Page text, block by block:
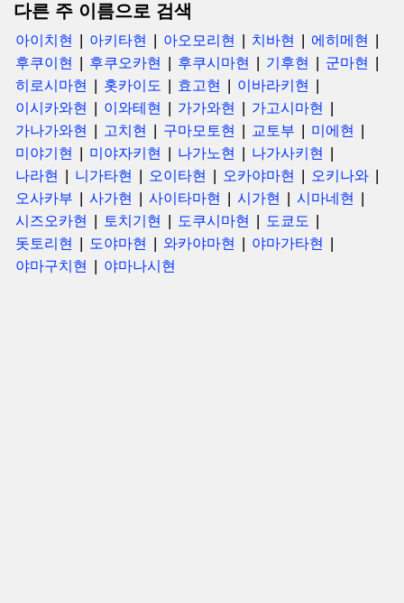
다른 주 이름으로 검색
아이치현 아키타현 아오모리현 치바현
에히메현
후쿠이현
후쿠오카현 후쿠시마현 기후현
군마현
히로시마현
홋카이도 효고현
이바라키현
이시카와현
이와테현 가가와현
가고시마현
가나가와현
고치현 구마모토현 교토부
미에현
미야기현
미야자키현 나가노현
나가사키현
나라현
니가타현 오이타현 오카야마현
오키나와
오사카부
사가현 사이타마현 시가현
시마네현
시즈오카현
토치기현 도쿠시마현
도쿄도
돗토리현
도야마현 와카야마현
야마가타현
야마구치현
야마나시현